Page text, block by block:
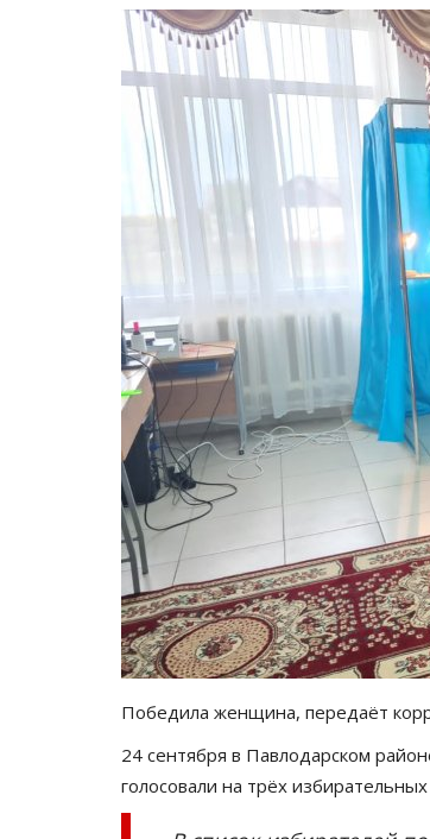
Победила женщина, передаёт
24 сентября в Павлодарском
голосовали на трёх